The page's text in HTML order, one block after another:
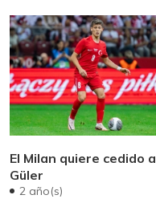
El Milan quiere cedido a
Güler
2 año(s)